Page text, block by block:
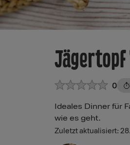
0
Ideales Dinner für
wie es geht.
Zuletzt aktualisiert: